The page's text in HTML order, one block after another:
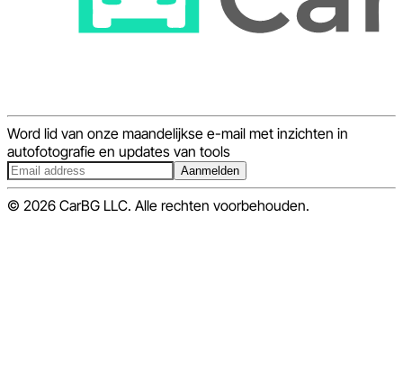
Word lid van onze maandelijkse e-mail met inzichten in
autofotografie en updates van tools
Aanmelden
© 2026 CarBG LLC. Alle rechten voorbehouden.